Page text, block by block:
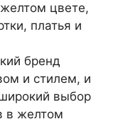
цвете,
платья и
бренд
и стилем, и
выбор
в желтом